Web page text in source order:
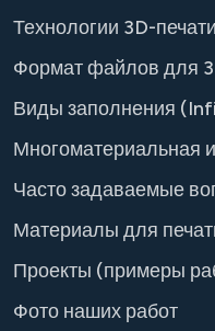
Технологии 3D-печати
Формат файлов для
Виды заполнения
Многоматериальная
Часто задаваемые
Материалы для
Проекты (примеры
Фото наших работ